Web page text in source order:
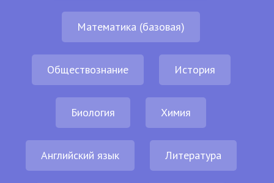
Математика (базовая)
Обществознание История
Биология Химия
Английский язык Литература